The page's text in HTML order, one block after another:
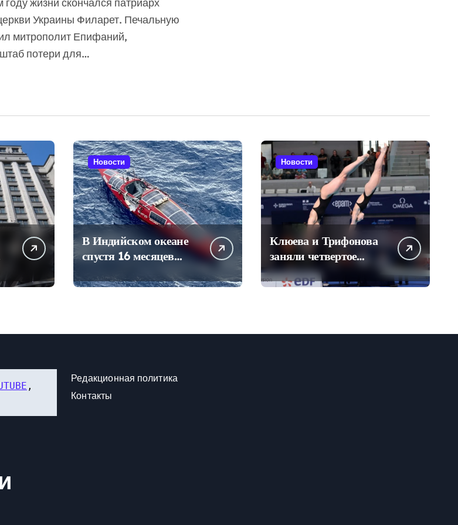
Украины Филарет. Печальную
митрополит Епифаний,
потери для…
Новости
В Индийском океане
спустя 16 месяцев
Конюхова
Новости
Клюева и Трифонова
заняли четвертое
место в синхронных
прыжках в воду на
Редакционная политика
Контакты